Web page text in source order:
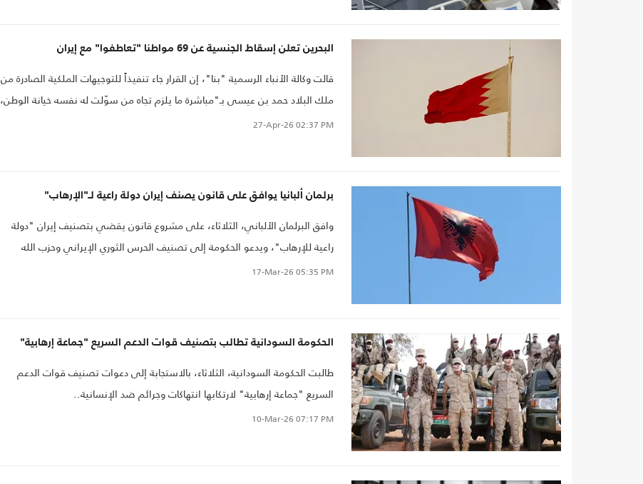
البحرين تعلن إسقاط الجنسية عن 69 مواطنا "تعاطفوا" مع إيران
قالت وكالة الأنباء الرسمية "بنا"، إن القرار جاء تنفيذاً للتوجيهات الملكية الصادرة من
ملك البلاد حمد بن عيسى بـ"مباشرة ما يلزم تجاه من سوّلت له نفسه خيانة الوطن،
أو المساس بأمنه واستقراره، والنظر في من استحق المواطنة البحرينية ومن لا
27-Apr-26 02:37 PM
برلمان ألبانيا يوافق على قانون يصنف إيران دولة راعية لـ"الإرهاب"
وافق البرلمان الألباني، الثلاثاء، على مشروع قانون يقضي بتصنيف إيران "دولة
راعية للإرهاب"، ويدعو الحكومة إلى تصنيف الحرس الثوري الإيراني وحزب الله
اللبناني "منظمتين إرهابيتين"..
17-Mar-26 05:35 PM
الحكومة السودانية تطالب بتصنيف قوات الدعم السريع "جماعة إرهابية"
طالبت الحكومة السودانية، الثلاثاء، بالاستجابة إلى دعوات تصنيف قوات الدعم
السريع "جماعة إرهابية" لارتكابها انتهاكات وجرائم ضد الإنسانية..
10-Mar-26 07:17 PM